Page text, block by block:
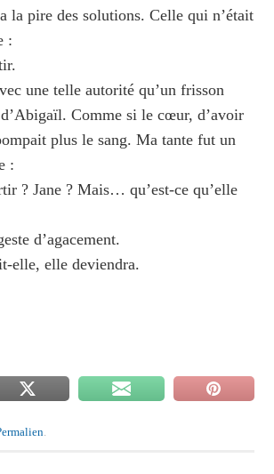
la pire des solutions. Celle qui n’était
:
une telle autorité qu’un frisson
d’Abigaïl. Comme si le cœur, d’avoir
plus le sang. Ma tante fut un
:
? Jane ? Mais… qu’est‑ce qu’elle
d’agacement.
elle deviendra.